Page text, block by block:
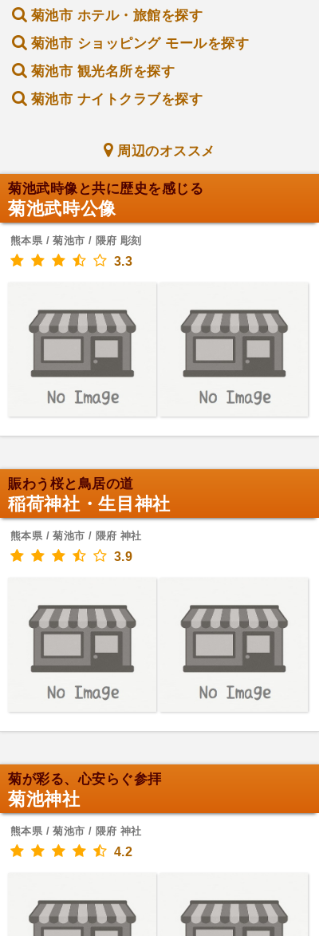
菊池市 ホテル・旅館を探す
菊池市 ショッピング モールを探す
菊池市 観光名所を探す
菊池市 ナイトクラブを探す
周辺のオススメ
菊池武時像と共に歴史を感じる
菊池武時公像
熊本県 / 菊池市 / 隈府 彫刻
3.3
賑わう桜と鳥居の道
稲荷神社・生目神社
熊本県 / 菊池市 / 隈府 神社
3.9
菊が彩る、心安らぐ参拝
菊池神社
熊本県 / 菊池市 / 隈府 神社
4.2